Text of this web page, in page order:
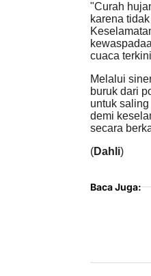
"Curah
karena
cuaca
Melalui
buruk dari
untuk
demi
secara
(Dahli)
Baca Juga: